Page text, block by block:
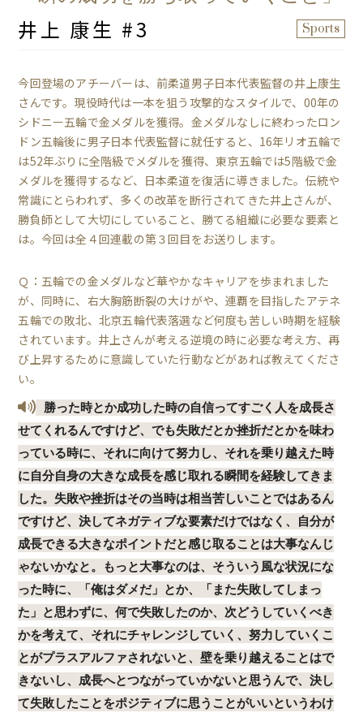
井上 康生 #3 Sports
今回登場のアチーバーは、前柔道男子日本代表監督の井上康生
さんです。現役時代は一本を狙う攻撃的なスタイルで、00年の
シドニー五輪で金メダルを獲得。金メダルなしに終わったロン
ドン五輪後に男子日本代表監督に就任すると、16年リオ五輪で
は52年ぶりに全階級でメダルを獲得、東京五輪では5階級で金
メダルを獲得するなど、日本柔道を復活に導きました。伝統や
常識にとらわれず、多くの改革を断行されてきた井上さんが、
勝負師として大切にしていること、勝てる組織に必要な要素と
は。今回は全４回連載の第３回目をお送りします。
Ｑ：五輪での金メダルなど華やかなキャリアを歩まれました
が、同時に、右大胸筋断裂の大けがや、連覇を目指したアテネ
五輪での敗北、北京五輪代表落選など何度も苦しい時期を経験
されています。井上さんが考える逆境の時に必要な考え方、再
び上昇するために意識していた行動などがあれば教えてくださ
い。
勝った時とか成功した時の自信ってすごく人を成長さ
せてくれるんですけど、でも失敗だとか挫折だとかを味わ
っている時に、それに向けて努力し、それを乗り越えた時
に自分自身の大きな成長を感じ取れる瞬間を経験してきま
した。失敗や挫折はその当時は相当苦しいことではあるん
ですけど、決してネガティブな要素だけではなく、自分が
成長できる大きなポイントだと感じ取ることは大事なんじ
ゃないかなと。もっと大事なのは、そういう風な状況にな
った時に、「俺はダメだ」とか、「また失敗してしまっ
た」と思わずに、何で失敗したのか、次どうしていくべき
かを考えて、それにチャレンジしていく、努力していくこ
とがプラスアルファされないと、壁を乗り越えることはで
きないし、成長へとつながっていかないと思うんで、決し
て失敗したことをポジティブに思うことがいいというわけ